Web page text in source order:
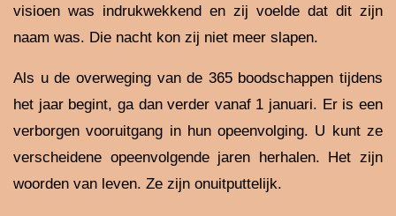
visioen was indrukwekkend en zij voelde dat dit zijn
naam was. Die nacht kon zij niet meer slapen.
Als u de overweging van de 365 boodschappen tijdens
het jaar begint, ga dan verder vanaf 1 januari. Er is een
verborgen vooruitgang in hun opeenvolging. U kunt ze
verscheidene opeenvolgende jaren herhalen. Het zijn
woorden van leven. Ze zijn onuitputtelijk.